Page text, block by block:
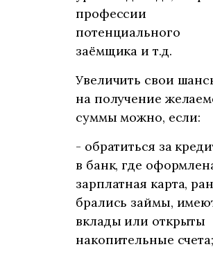
профессии
потенциального
заёмщика и т.д.
Увеличить свои
на получение
суммы можно, если:
- обратиться за
в банк, где
зарплатная карта,
брались займы,
вклады или открыты
накопительные счета;